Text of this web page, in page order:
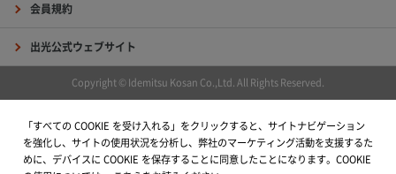
会員規約
出光公式ウェブサイト
Copyright © Idemitsu Kosan Co.,Ltd. All Rights Reserved.
「すべての COOKIE を受け入れる」をクリックすると、サイトナビゲーション
を強化し、サイトの使用状況を分析し、弊社のマーケティング活動を支援するた
めに、デバイスに COOKIE を保存することに同意したことになります。COOKIE